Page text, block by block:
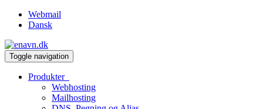
Webmail
Dansk
Toggle navigation
Produkter
Webhosting
Mailhosting